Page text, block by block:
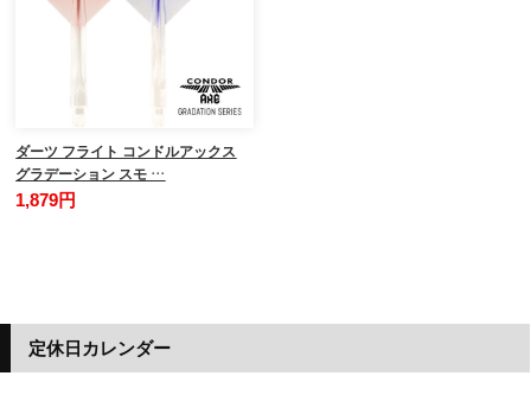
ダーツ フライト コンドルアックス
グラデーション スモ …
1,879円
定休日カレンダー